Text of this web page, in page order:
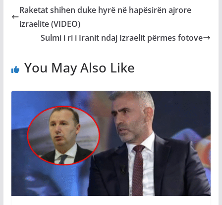
Raketat shihen duke hyrë në hapësirën ajrore
izraelite (VIDEO)
Sulmi i ri i Iranit ndaj Izraelit përmes fotove
You May Also Like